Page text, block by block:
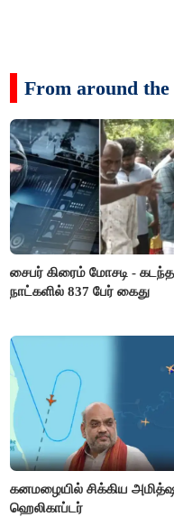
From around the
சைபர் கிரைம் மோசடி -
நாட்களில் 837 பேர் கைது
கனமழையில் சிக்கிய
ஹெலிகாப்டர்